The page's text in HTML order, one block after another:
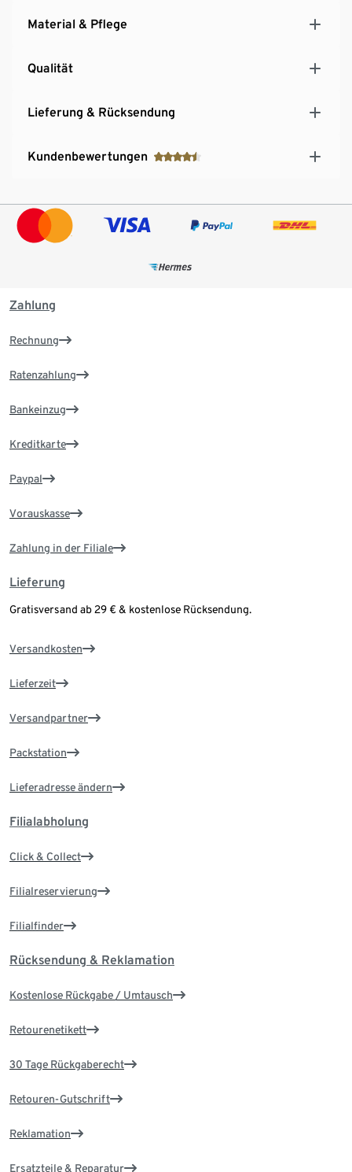
Material & Pflege
Qualität
Lieferung & Rücksendung
Kundenbewertungen
Zahlung
Rechnung
Ratenzahlung
Bankeinzug
Kreditkarte
Paypal
Vorauskasse
Zahlung in der Filiale
Lieferung
Gratisversand ab 29 € & kostenlose Rücksendung.
Versandkosten
Lieferzeit
Versandpartner
Packstation
Lieferadresse ändern
Filialabholung
Click & Collect
Filialreservierung
Filialfinder
Rücksendung & Reklamation
Kostenlose Rückgabe / Umtausch
Retourenetikett
30 Tage Rückgaberecht
Retouren-Gutschrift
Reklamation
Ersatzteile & Reparatur